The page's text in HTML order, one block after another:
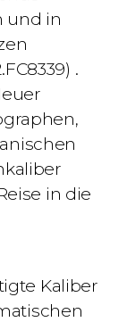
und in
.
in die
Kaliber